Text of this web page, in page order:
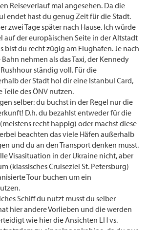
Reiseverlauf mal angesehen. Da die
endet hast du genug Zeit für die Stadt.
zwei Tage später nach Hause. Ich würde
auf der europäischen Seite in der Altstadt
bist du recht zügig am Flughafen. Je nach
nehmen als das Taxi, der Kennedy
ständig voll. Für die
der Stadt hol dir eine Istanbul Card,
des ÖNV nutzen.
selber: du buchst in der Regel nur die
D.h. du bezahlst entweder für die
recht happig) oder machst diese
beachten das viele Häfen außerhalb
und du an den Transport denken musst.
Visasituation in der Ukraine nicht, aber
(klassisches Cruiseziel St. Petersburg)
Tour buchen um ein
Schiff du nutzt musst du selber
hier andere Vorlieben und die werden
wie hier die Ansichten LH vs.